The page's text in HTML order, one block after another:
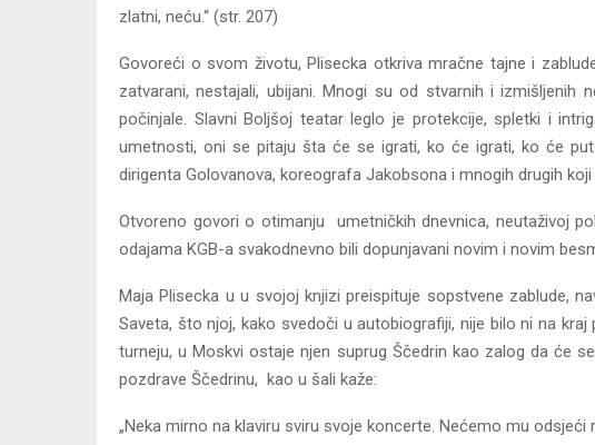
zlatni, neću.“ (str. 207)
Govoreći o svom životu, Plisecka otkriva mračne tajne i
zatvarani, nestajali, ubijani. Mnogi su od stvarnih i izmišljenih
počinjale. Slavni Boljšoj teatar leglo je protekcije, spletki i
umetnosti, oni se pitaju šta će se igrati, ko će igrati, ko će
dirigenta Golovanova, koreografa Jakobsona i mnogih drugih
Otvoreno govori o otimanju umetničkih dnevnica, neutaživoj
odajama KGB-a svakodnevno bili dopunjavani novim i novim
Maja Plisecka u u svojoj knjizi preispituje sopstvene zablude,
Saveta, što njoj, kako svedoči u autobiografiji, nije bilo ni na
turneju, u Moskvi ostaje njen suprug Ščedrin kao zalog da će
pozdrave Ščedrinu, kao u šali kaže:
„Neka mirno na klaviru sviru svoje koncerte. Nećemo mu odsjeći